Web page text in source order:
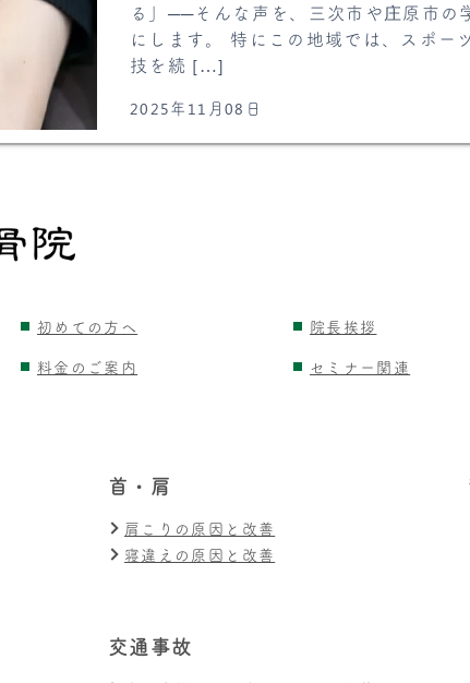
る」──そんな声を、三次市や庄原市の
にします。 特にこの地域では、スポー
技を続 […]
2025年11月08日
初めての方へ 院長挨拶
料金のご案内 セミナー関連
首・肩
肩こりの原因と改善
寝違えの原因と改善
交通事故